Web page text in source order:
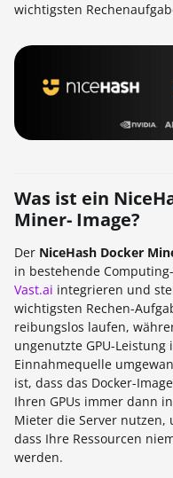
wichtigsten
Was ist ein
Miner- Image?
Der NiceHash Docker
in bestehende
Vast.ai integrieren und
wichtigsten Rechen-
reibungslos laufen,
ungenutzte GPU-Leistung
Einnahmequelle
ist, dass das Docker-
Ihren GPUs immer dann
Mieter die Server nutzen,
dass Ihre Ressourcen
werden.